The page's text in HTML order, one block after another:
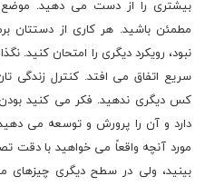
بیشتری را از دست می دهید. موضع
مطمئن باشید. هر کاری از دستتان
نبود، رویکرد دیگری را امتحان کنید.
سریع اتفاق می افتد. کنترل زندگی
کس دیگری ندهید. فکر می کنید
دارد و آن را پرورش و توسعه می دهید
مورد آنچه واقعاً می خواهید با دقت
بینید، ولی در سطح دیگری چیزهای